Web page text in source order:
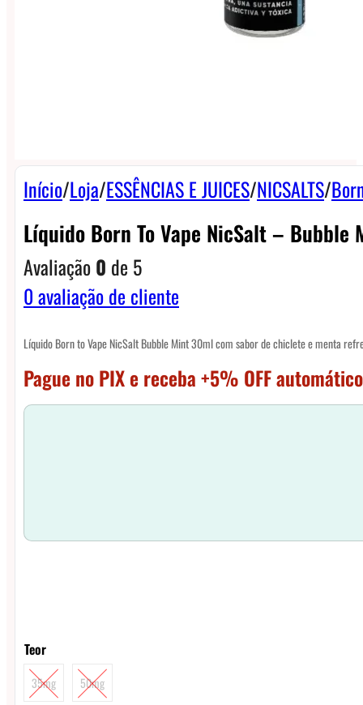
Início/Loja/ESSÊNCIAS E JUICES/NICSALTS/
Líquido Born To Vape NicSalt – Bubble
Avaliação0 de 5
0avaliação de cliente
Líquido Born to Vape NicSalt Bubble Mint 30ml com sabor de chiclete e menta
Pague no PIX e receba +5% OFF
Teor
35mg 50mg